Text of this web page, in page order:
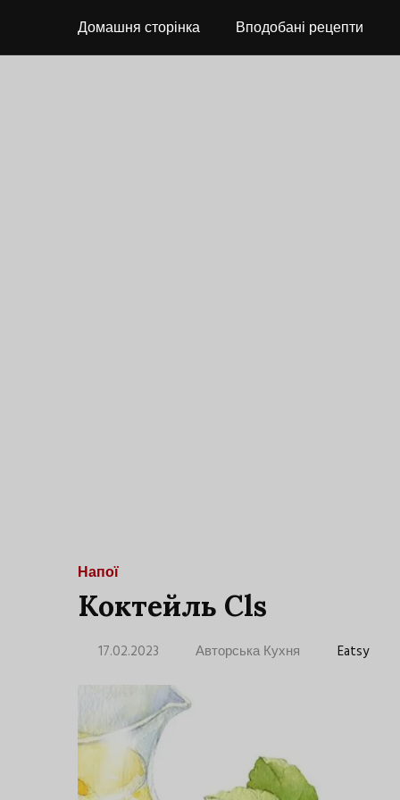
Домашня сторінка Вподобані рецепти
Напої
Коктейль Cls
17.02.2023 Авторська Кухня Eatsy